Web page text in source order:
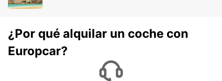
¿Por qué alquilar un coche con
Europcar?